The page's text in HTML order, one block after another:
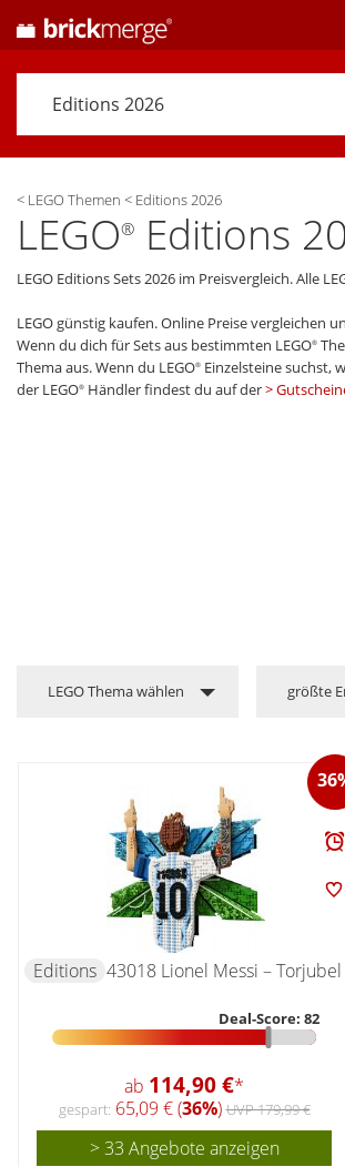
< LEGO Themen < Editions 2026
LEGO® Editions
LEGO Editions Sets 2026 im Preisvergleich. Alle
LEGO günstig kaufen. Online Preise vergleichen
Wenn du dich für Sets aus bestimmten LEGO®
Thema aus. Wenn du LEGO® Einzelsteine suchst,
der LEGO® Händler findest du auf der
LEGO Thema wählen größte
Editions 43018 Lionel Messi – Torjubel
Deal-Score: 82
ab 114,90 €*
gespart: 65,09 € (36%)UVP 179,99 €
> 33 Angebote anzeigen